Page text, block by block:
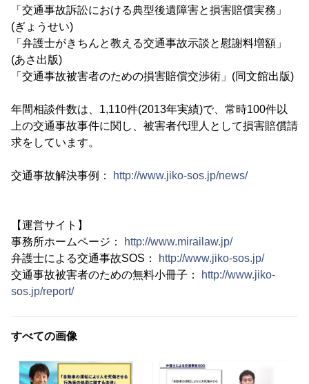
「交通事故訴訟における典型後遺障害と損害賠償実務」
(ぎょうせい)
「弁護士がきちんと教える交通事故示談と慰謝料増額」
(あさ出版)
「交通事故被害者のための損害賠償交渉術」(同文館出版)
年間相談件数は、1,110件(2013年実績)で、常時100件以
上の交通事故事件に関し、被害者代理人として損害賠償請
求をしています。
交通事故解決事例： http://www.jiko-sos.jp/news/
【運営サイト】
事務所ホームページ：
http://www.mirailaw.jp/
弁護士による交通事故SOS：
http://www.jiko-sos.jp/
交通事故被害者のための無料小冊子：
http://www.jiko-
sos.jp/report/
すべての画像